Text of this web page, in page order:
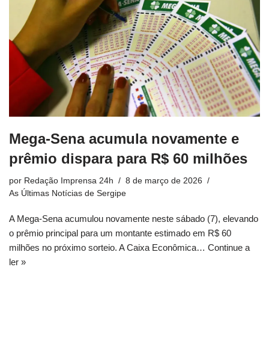
Mega-Sena acumula novamente e
prêmio dispara para R$ 60 milhões
por Redação Imprensa 24h
8 de março de 2026
As Últimas Notícias de Sergipe
A Mega-Sena acumulou novamente neste sábado (7), elevando
o prêmio principal para um montante estimado em R$ 60
milhões no próximo sorteio. A Caixa Econômica… Continue a
ler »